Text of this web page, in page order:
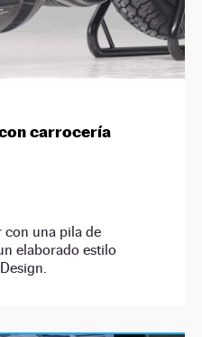
carrocería
con una pila de
elaborado estilo